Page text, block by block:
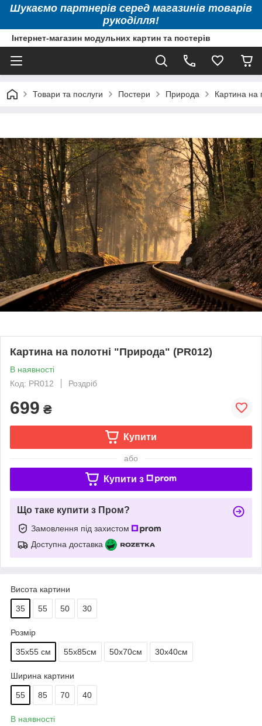
Шукаємо партнерів серед магазинів товарів
рукоділля!
Інтернет-магазин модульних картин та постерів
Товари та послуги Постери Природа Картина на
Картина на полотні "Природа" (PR012)
В наявності
Код: PR012
Роздріб
699 ₴
Купити
або
Купити з
Що таке купити з Пром?
Замовлення під захистом
Доступна доставка
Висота картини
35 55 50 30
Розмір
35х55 см 55х85см 50х70см 30х40см
Ширина картини
55 85 70 40
В наявності